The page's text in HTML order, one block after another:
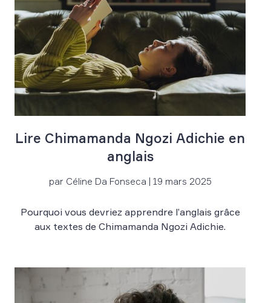
Lire Chimamanda Ngozi Adichie en
anglais
par Céline Da Fonseca | 19 mars 2025
Pourquoi vous devriez apprendre l’anglais grâce
aux textes de Chimamanda Ngozi Adichie.